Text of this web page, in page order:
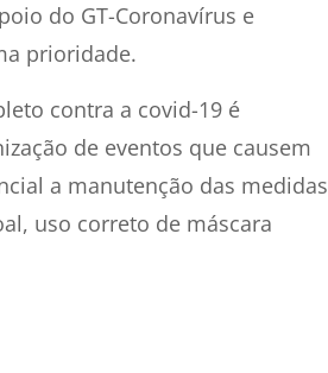
do GT-Coronavírus e
prioridade.
contra a covid-19 é
de eventos que causem
a manutenção das medidas
uso correto de máscara